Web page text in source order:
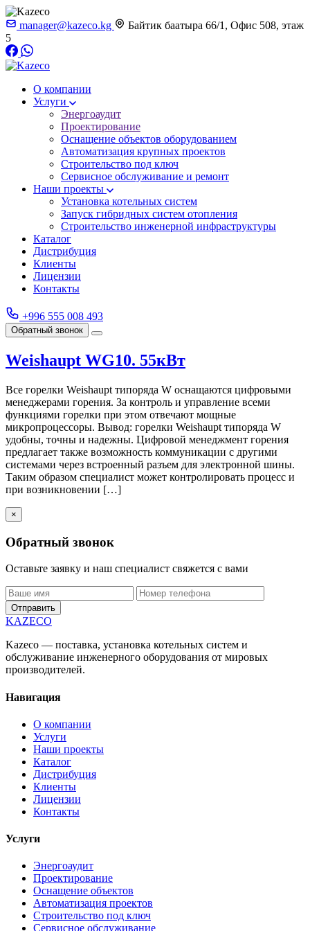
manager@kazeco.kg
Байтик баатыра 66/1, Офис 508, этаж
5
О компании
Услуги
Энергоаудит
Проектирование
Оснащение объектов оборудованием
Автоматизация крупных проектов
Строительство под ключ
Сервисное обслуживание и ремонт
Наши проекты
Установка котельных систем
Запуск гибридных систем отопления
Строительство инженерной инфраструктуры
Каталог
Дистрибуция
Клиенты
Лицензии
Контакты
+996 555 008 493
Обратный звонок
Weishaupt WG10. 55кВт
Все горелки Weishaupt типоряда W оснащаются цифровыми
менеджерами горения. За контроль и управление всеми
функциями горелки при этом отвечают мощные
микропроцессоры. Вывод: горелки Weishaupt типоряда W
удобны, точны и надежны. Цифровой менеджмент горения
предлагает также возможность коммуникации с другими
системами через встроенный разъем для электронной шины.
Таким образом специалист может контролировать процесс и
при возникновении […]
×
Обратный звонок
Оставьте заявку и наш специалист свяжется с вами
Отправить
KAZECO
Kazeco — поставка, установка котельных систем и
обслуживание инженерного оборудования от мировых
производителей.
Навигация
О компании
Услуги
Наши проекты
Каталог
Дистрибуция
Клиенты
Лицензии
Контакты
Услуги
Энергоаудит
Проектирование
Оснащение объектов
Автоматизация проектов
Строительство под ключ
Сервисное обслуживание